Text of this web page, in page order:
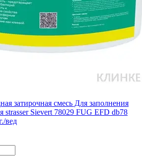
затирочная смесь Для заполнения
strasser Sievert 78029 FUG EFD db78
вед